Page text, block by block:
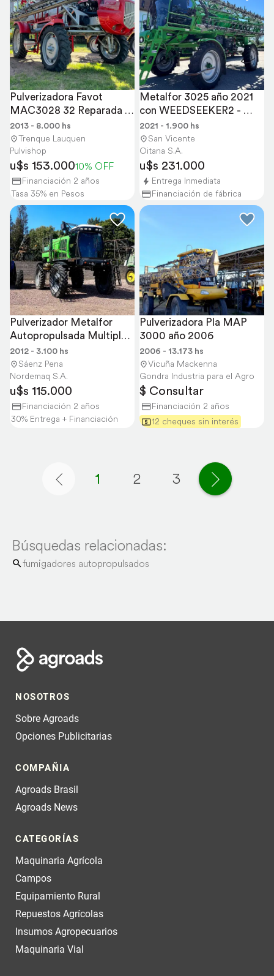
Pulverizadora Favot
MAC3028 32 Reparada
Integral-mira Bien
2013 - 8.000 hs
Trenque Lauquen
Pulvishop
u$s 153.00010% OFF
Financiación 2 años
Tasa 35% en Pesos
Metalfor 3025 año 2021
con WEEDSEEKER2 -
Valor sin Usado
2021 - 1.900 hs
San Vicente
Oitana S.A.
u$s 231.000
Entrega Inmediata
Financiación de fábrica
Pulverizador Metalfor
Autopropulsada Multiple
3200
2012 - 3.100 hs
Sáenz Pena
Nordemaq S.A.
u$s 115.000
Financiación 2 años
30% Entrega + Financiación
Pulverizadora Pla MAP
3000 año 2006
2006 - 13.173 hs
Vicuña Mackenna
Gondra Industria para el Agro
$ Consultar
Financiación 2 años
12 cheques sin interés
1 2
3
Búsquedas relacionadas:
fumigadores autopropulsados
NOSOTROS
Sobre Agroads
Opciones Publicitarias
COMPAÑIA
Agroads Brasil
Agroads News
CATEGORÍAS
Maquinaria Agrícola
Campos
Equipamiento Rural
Repuestos Agrícolas
Insumos Agropecuarios
Maquinaria Vial